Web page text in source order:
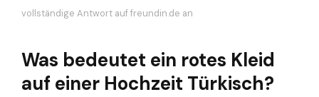
vollständige Antwort auf freundin.de an
Was bedeutet ein rotes Kleid
auf einer Hochzeit Türkisch?